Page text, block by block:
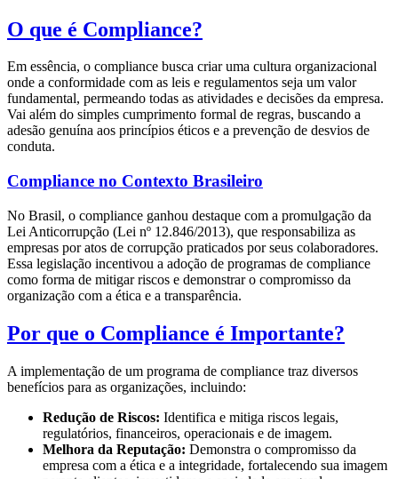
O que é Compliance?
Em essência, o compliance busca criar uma cultura organizacional
onde a conformidade com as leis e regulamentos seja um valor
fundamental, permeando todas as atividades e decisões da empresa.
Vai além do simples cumprimento formal de regras, buscando a
adesão genuína aos princípios éticos e a prevenção de desvios de
conduta.
Compliance no Contexto Brasileiro
No Brasil, o compliance ganhou destaque com a promulgação da
Lei Anticorrupção (Lei nº 12.846/2013), que responsabiliza as
empresas por atos de corrupção praticados por seus colaboradores.
Essa legislação incentivou a adoção de programas de compliance
como forma de mitigar riscos e demonstrar o compromisso da
organização com a ética e a transparência.
Por que o Compliance é Importante?
A implementação de um programa de compliance traz diversos
benefícios para as organizações, incluindo:
Redução de Riscos: Identifica e mitiga riscos legais,
regulatórios, financeiros, operacionais e de imagem.
Melhora da Reputação: Demonstra o compromisso da
empresa com a ética e a integridade, fortalecendo sua imagem